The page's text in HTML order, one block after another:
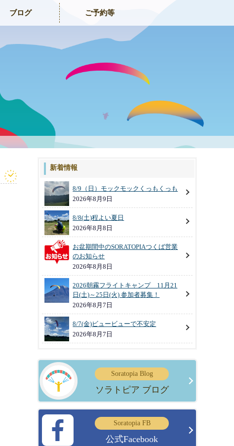
ブログ ご予約等
新着情報
8/9（日）モックモックくっもくっも
2026年8月9日
8/8(土)程よい夏日
2026年8月8日
お盆期間中のSORATOPIAつくば営業
のお知らせ
2026年8月8日
2026朝霧フライトキャンプ 11月21
日(土)～25日(火) 参加者募集！
2026年8月7日
8/7(金)ビュービューで不安定
2026年8月7日
Soratopia Blog
ソラトピア ブログ
Soratopia FB
公式Facebook